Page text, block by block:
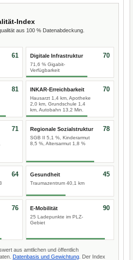
Index
aus 100 % Datenabdeckung.
61 Digitale Infrastruktur
71,6 % Gigabit-
Verfügbarkeit
70
81 INKAR-Erreichbarkeit
Hausarzt 1,4 km, Apotheke
2,0 km, Grundschule 1,4
km, Autobahn 13,2 Min.
70
71 Regionale Sozialstruktur
SGB II 5,1 %, Kinderarmut
8,5 %, Altersarmut 1,8 %
78
64 Gesundheit
Traumazentrum 40,1 km
45
76 E-Mobilität
25 Ladepunkte im PLZ-
Gebiet
90
aus amtlichen und öffentlich
Datenbasis und Gewichtung . Der Index